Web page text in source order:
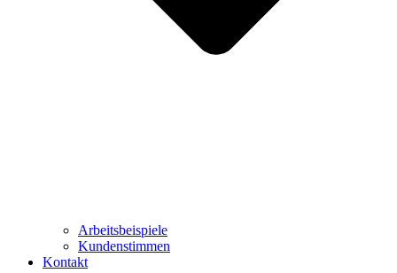
Arbeitsbeispiele
Kundenstimmen
Kontakt